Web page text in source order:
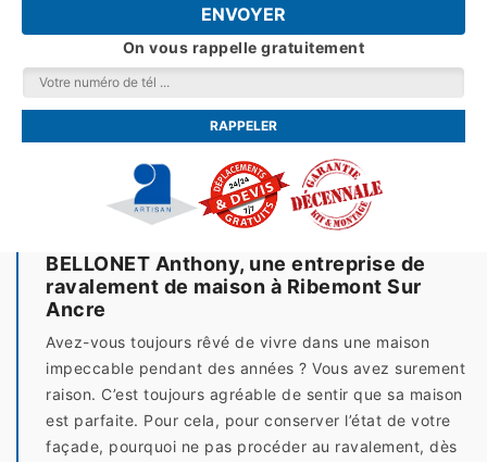
On vous rappelle gratuitement
BELLONET Anthony, une entreprise de
ravalement de maison à Ribemont Sur
Ancre
Avez-vous toujours rêvé de vivre dans une maison
impeccable pendant des années ? Vous avez surement
raison. C’est toujours agréable de sentir que sa maison
est parfaite. Pour cela, pour conserver l’état de votre
façade, pourquoi ne pas procéder au ravalement, dès